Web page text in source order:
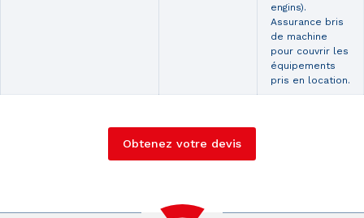
engins).
Assurance bris
de machine
pour couvrir les
équipements
pris en location.
Obtenez votre devis